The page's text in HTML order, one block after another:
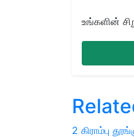
உங்களின்
2 கிராம்பு